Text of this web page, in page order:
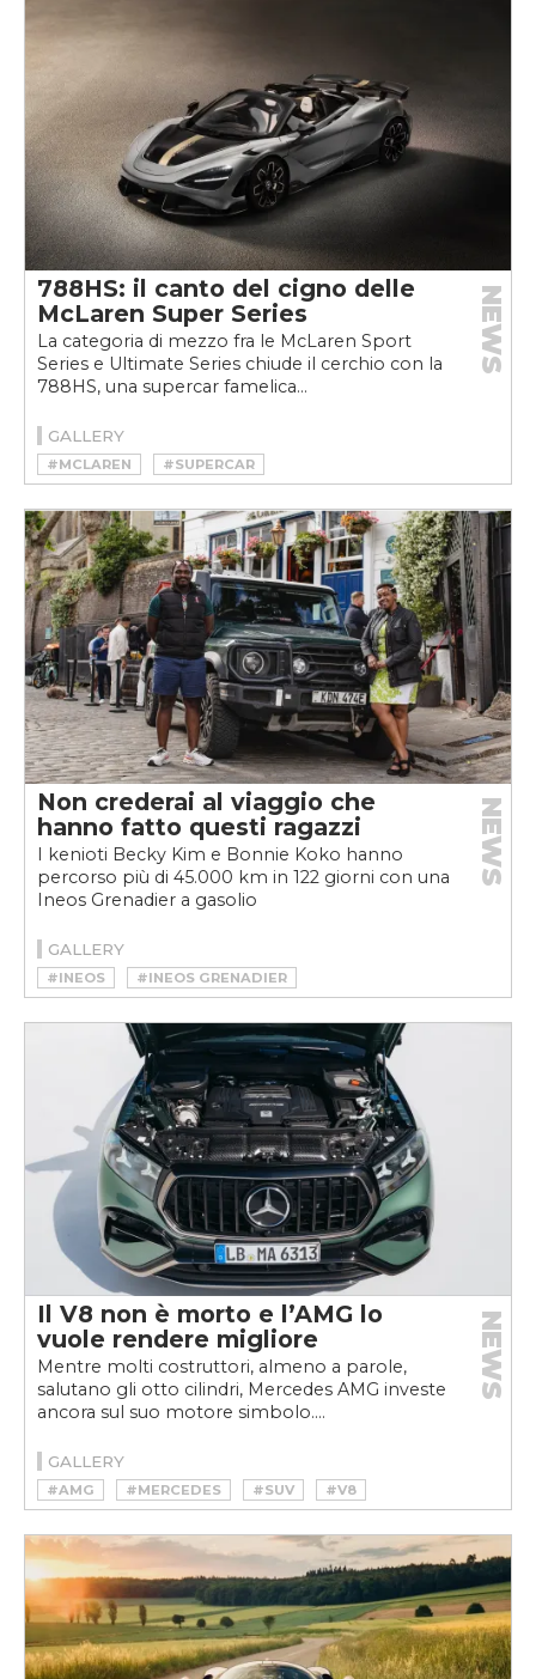
788HS: il canto del cigno delle
McLaren Super Series
La categoria di mezzo fra le McLaren Sport
Series e Ultimate Series chiude il cerchio con la
788HS, una supercar famelica...
NEWS
GALLERY
#MCLAREN #SUPERCAR
Non crederai al viaggio che
hanno fatto questi ragazzi
I kenioti Becky Kim e Bonnie Koko hanno
percorso più di 45.000 km in 122 giorni con una
Ineos Grenadier a gasolio
NEWS
GALLERY
#INEOS #INEOS GRENADIER
Il V8 non è morto e l’AMG lo
vuole rendere migliore
Mentre molti costruttori, almeno a parole,
salutano gli otto cilindri, Mercedes AMG investe
ancora sul suo motore simbolo....
NEWS
GALLERY
#AMG #MERCEDES #SUV #V8